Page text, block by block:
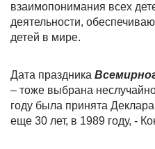
взаимопонимания всех
деятельности,
детей в мире.
Дата праздника
– тоже выбрана
году была принята
еще 30 лет, в 1989 году, -